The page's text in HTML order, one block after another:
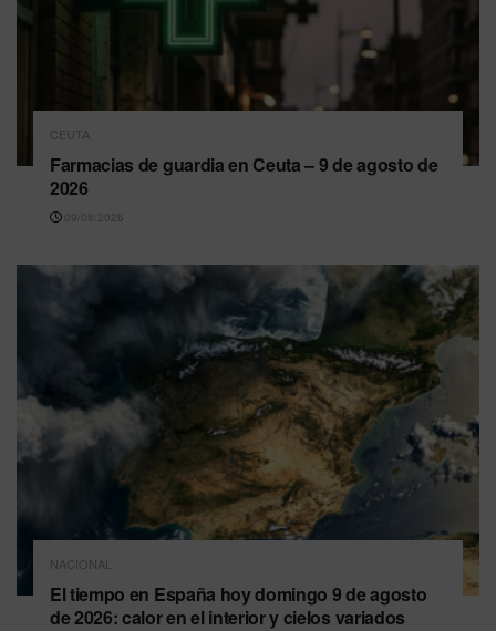
CEUTA
Farmacias de guardia en Ceuta – 9 de agosto de
2026
09/08/2026
NACIONAL
El tiempo en España hoy domingo 9 de agosto
de 2026: calor en el interior y cielos variados